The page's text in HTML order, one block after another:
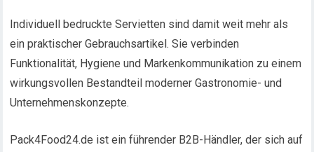
Individuell bedruckte Servietten sind damit weit mehr als
ein praktischer Gebrauchsartikel. Sie verbinden
Funktionalität, Hygiene und Markenkommunikation zu einem
wirkungsvollen Bestandteil moderner Gastronomie- und
Unternehmenskonzepte.
Pack4Food24.de ist ein führender B2B-Händler, der sich auf